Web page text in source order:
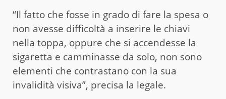
“Il fatto che fosse in grado di fare la spesa o
non avesse difficoltà a inserire le chiavi
nella toppa, oppure che si accendesse la
sigaretta e camminasse da solo, non sono
elementi che contrastano con la sua
invalidità visiva”, precisa la legale.